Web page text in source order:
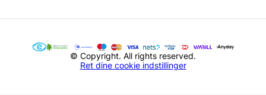
© Copyright. All rights reserved.
Ret dine cookie indstillinger